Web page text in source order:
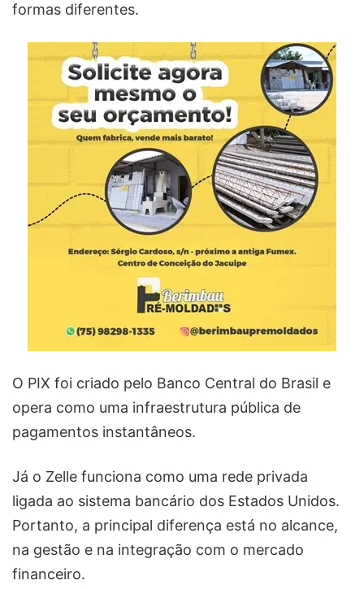
formas diferentes.
O PIX foi criado pelo Banco Central do Brasil e
opera como uma infraestrutura pública de
pagamentos instantâneos.
Já o Zelle funciona como uma rede privada
ligada ao sistema bancário dos Estados Unidos.
Portanto, a principal diferença está no alcance,
na gestão e na integração com o mercado
financeiro.